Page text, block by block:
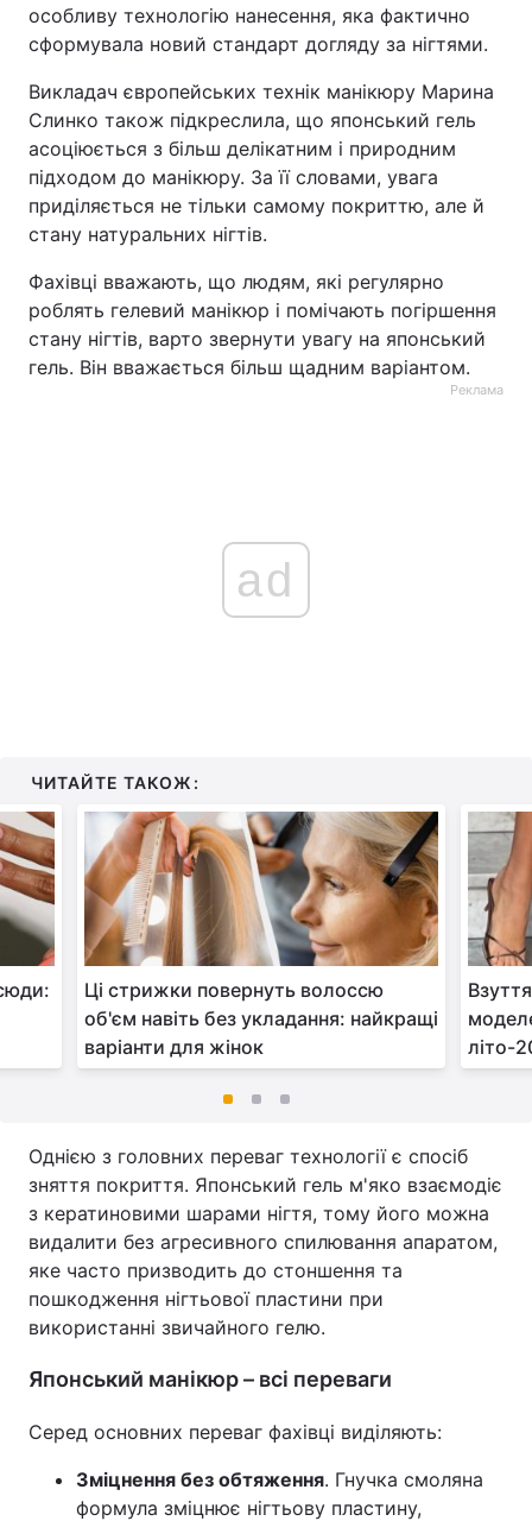
особливу технологію нанесення, яка фактично
сформувала новий стандарт догляду за нігтями.
Викладач європейських технік манікюру Марина
Слинко також підкреслила, що японський гель
асоціюється з більш делікатним і природним
підходом до манікюру. За її словами, увага
приділяється не тільки самому покриттю, але й
стану натуральних нігтів.
Фахівці вважають, що людям, які регулярно
роблять гелевий манікюр і помічають погіршення
стану нігтів, варто звернути увагу на японський
гель. Він вважається більш щадним варіантом.
Реклама
ad
ЧИТАЙТЕ ТАКОЖ:
Ці стрижки повернуть волоссю
об'єм навіть без укладання: найкращі
варіанти для жінок
літо-
Однією з головних переваг технології є спосіб
зняття покриття. Японський гель м'яко взаємодіє
з кератиновими шарами нігтя, тому його можна
видалити без агресивного спилювання апаратом,
яке часто призводить до стоншення та
пошкодження нігтьової пластини при
використанні звичайного гелю.
Японський манікюр – всі переваги
Серед основних переваг фахівці виділяють:
Зміцнення без обтяження. Гнучка смоляна
формула зміцнює нігтьову пластину,